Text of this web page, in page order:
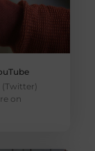
(Twitter)
on